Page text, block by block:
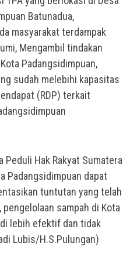
Batunadua,
masyarakat terdampak
Mengambil tindakan
Padangsidimpuan,
sudah melebihi kapasitas
(RDP) terkait
Hak Rakyat Sumatera
Padangsidimpuan dapat
tuntutan yang telah
sampah di Kota
lebih efektif dan tidak
Lubis/H.S.Pulungan)